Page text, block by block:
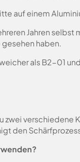
auf einem
Jahren
haben.
als B2-01
zwei
den